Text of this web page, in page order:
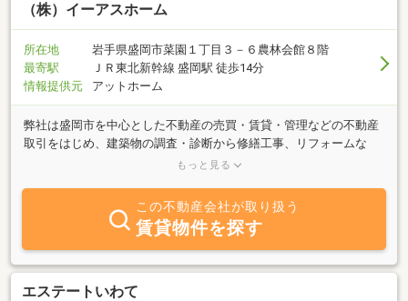
（株）イーアスホーム
所在地
岩手県盛岡市菜園１丁目３－６農林会館８階
最寄駅
ＪＲ東北新幹線 盛岡駅 徒歩14分
情報提供元
アットホーム
弊社は盛岡市を中心とした不動産の売買・賃貸・管理などの不動産
取引をはじめ、建築物の調査・診断から修繕工事、リフォームな
ど、お客様の"お住まい"に関わる地域に密着した業務を行っており
住まいを～企業理念とした思いが込められており、お住まいについ
てご相談事など御座いましたら、何なりとお申し付けください。良
い明日が迎えられるお住まいを、私たちと一緒につくりましょう。
もっと見る
この不動産会社が取り扱う
賃貸物件を探す
エステートいわて